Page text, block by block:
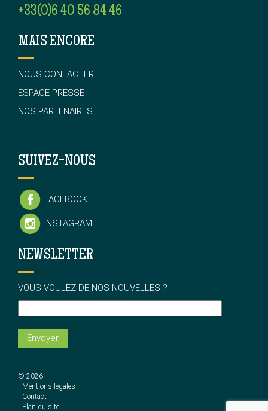
+33(0)6 40 56 84 46
MAIS ENCORE
NOUS CONTACTER
ESPACE PRESSE
NOS PARTENAIRES
SUIVEZ-NOUS
FACEBOOK
INSTAGRAM
NEWSLETTER
VOUS VOULEZ DE NOS NOUVELLES ?
© 2026
Mentions légales
Contact
Plan du site